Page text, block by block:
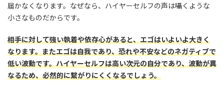
届かなくなります。なぜなら、ハイヤーセルフの声は囁くような
小さなものだからです。
相手に対して強い執着や依存心があると、エゴはいよいよ大きく
なります。またエゴは自我であり、恐れや不安などのネガティブで
低い波動です。ハイヤーセルフは高い次元の自分であり、波動が異
なるため、必然的に繋がりにくくなるでしょう。